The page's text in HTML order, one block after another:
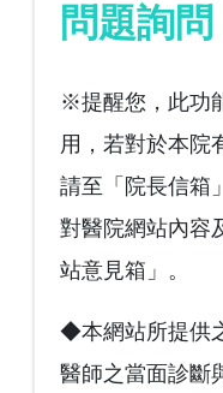
問題詢問
※提醒您，此功
用，若對於本院
請至「院長信箱
對醫院網站內容
站意見箱」。
◆本網站所提供
醫師之當面診斷